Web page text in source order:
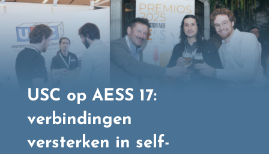
USC op AESS 17:
verbindingen
versterken in self-